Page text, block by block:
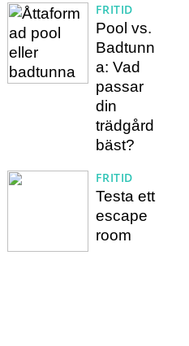
FRITID
Pool vs.
Badtunn
a: Vad
passar
din
trädgård
bäst?
FRITID
Testa ett
escape
room